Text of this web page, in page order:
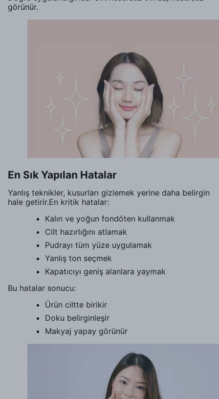
görünür.
En Sık Yapılan Hatalar
Yanlış teknikler, kusurları gizlemek yerine daha belirgin
hale getirir.En kritik hatalar:
Kalın ve yoğun fondöten kullanmak
Cilt hazırlığını atlamak
Pudrayı tüm yüze uygulamak
Yanlış ton seçmek
Kapatıcıyı geniş alanlara yaymak
Bu hatalar sonucu:
Ürün ciltte birikir
Doku belirginleşir
Makyaj yapay görünür